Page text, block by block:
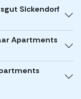
Sickendorf
Apartments